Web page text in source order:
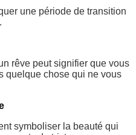
une période de transition
rêve peut signifier que vous
quelque chose qui ne vous
symboliser la beauté qui